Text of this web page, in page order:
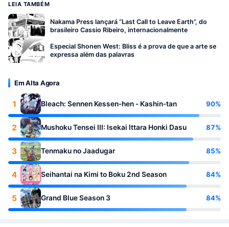
LEIA TAMBÉM
Nakama Press lançará “Last Call to Leave Earth”, do
brasileiro Cassio Ribeiro, internacionalmente
Especial Shonen West: Bliss é a prova de que a arte se
expressa além das palavras
Em Alta Agora
1 Bleach: Sennen Kessen-hen - Kashin-tan 90%
2 Mushoku Tensei III: Isekai Ittara Honki Dasu 87%
3 Tenmaku no Jaadugar 85%
4 Seihantai na Kimi to Boku 2nd Season 84%
5 Grand Blue Season 3 84%